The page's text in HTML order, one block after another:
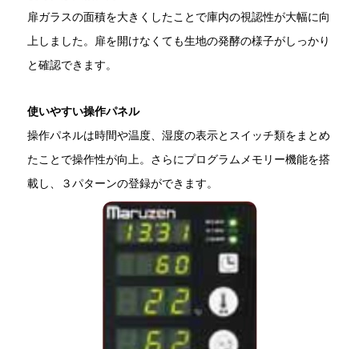
扉ガラスの面積を大きくしたことで庫内の視認性が大幅に向
上しました。扉を開けなくても生地の発酵の様子がしっかり
と確認できます。
使いやすい操作パネル
操作パネルは時間や温度、湿度の表示とスイッチ類をまとめ
たことで操作性が向上。さらにプログラムメモリー機能を搭
載し、３パターンの登録ができます。